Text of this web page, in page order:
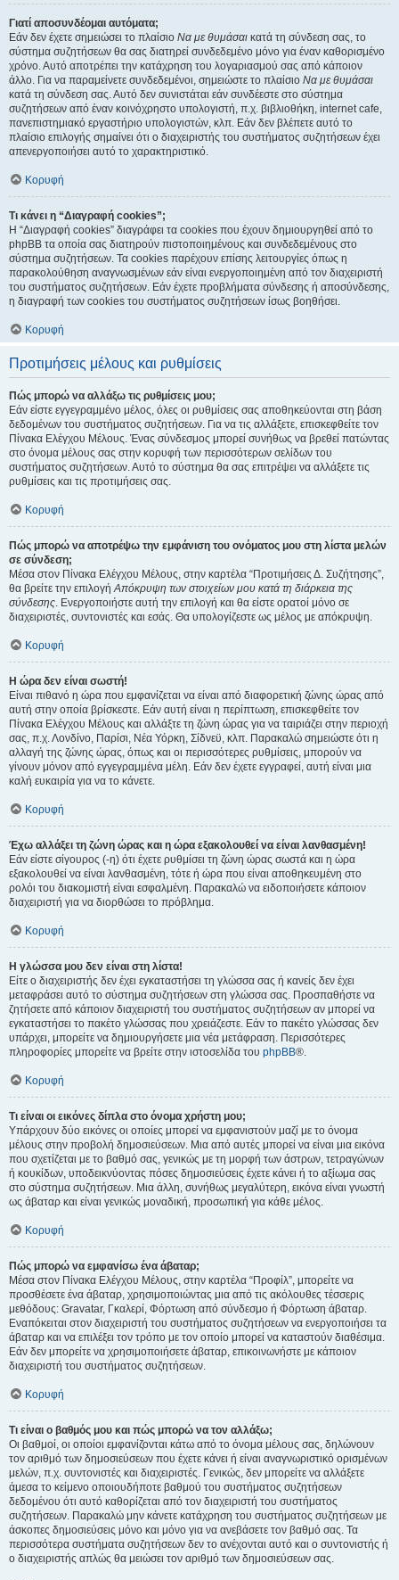
Γιατί αποσυνδέομαι αυτόματα;
Εάν δεν έχετε σημειώσει το πλαίσιο Να με θυμάσαι κατά τη σύνδεση σας, το
σύστημα συζητήσεων θα σας διατηρεί συνδεδεμένο μόνο για έναν καθορισμένο
χρόνο. Αυτό αποτρέπει την κατάχρηση του λογαριασμού σας από κάποιον
άλλο. Για να παραμείνετε συνδεδεμένοι, σημειώστε το πλαίσιο Να με θυμάσαι
κατά τη σύνδεση σας. Αυτό δεν συνιστάται εάν συνδέεστε στο σύστημα
συζητήσεων από έναν κοινόχρηστο υπολογιστή, π.χ. βιβλιοθήκη, internet cafe,
πανεπιστημιακό εργαστήριο υπολογιστών, κλπ. Εάν δεν βλέπετε αυτό το
πλαίσιο επιλογής σημαίνει ότι ο διαχειριστής του συστήματος συζητήσεων έχει
απενεργοποιήσει αυτό το χαρακτηριστικό.
Κορυφή
Τι κάνει η “Διαγραφή cookies”;
Η “Διαγραφή cookies” διαγράφει τα cookies που έχουν δημιουργηθεί από το
phpBB τα οποία σας διατηρούν πιστοποιημένους και συνδεδεμένους στο
σύστημα συζητήσεων. Τα cookies παρέχουν επίσης λειτουργίες όπως η
παρακολούθηση αναγνωσμένων εάν είναι ενεργοποιημένη από τον διαχειριστή
του συστήματος συζητήσεων. Εάν έχετε προβλήματα σύνδεσης ή αποσύνδεσης,
η διαγραφή των cookies του συστήματος συζητήσεων ίσως βοηθήσει.
Κορυφή
Προτιμήσεις μέλους και ρυθμίσεις
Πώς μπορώ να αλλάξω τις ρυθμίσεις μου;
Εάν είστε εγγεγραμμένο μέλος, όλες οι ρυθμίσεις σας αποθηκεύονται στη βάση
δεδομένων του συστήματος συζητήσεων. Για να τις αλλάξετε, επισκεφθείτε τον
Πίνακα Ελέγχου Μέλους. Ένας σύνδεσμος μπορεί συνήθως να βρεθεί πατώντας
στο όνομα μέλους σας στην κορυφή των περισσότερων σελίδων του
συστήματος συζητήσεων. Αυτό το σύστημα θα σας επιτρέψει να αλλάξετε τις
ρυθμίσεις και τις προτιμήσεις σας.
Κορυφή
Πώς μπορώ να αποτρέψω την εμφάνιση του ονόματος μου στη λίστα μελών
σε σύνδεση;
Μέσα στον Πίνακα Ελέγχου Μέλους, στην καρτέλα “Προτιμήσεις Δ. Συζήτησης”,
θα βρείτε την επιλογήΑπόκρυψη των στοιχείων μου κατά τη διάρκεια της
σύνδεσης. Ενεργοποιήστε αυτή την επιλογή και θα είστε ορατοί μόνο σε
διαχειριστές, συντονιστές και εσάς. Θα υπολογίζεστε ως μέλος με απόκρυψη.
Κορυφή
Η ώρα δεν είναι σωστή!
Είναι πιθανό η ώρα που εμφανίζεται να είναι από διαφορετική ζώνης ώρας από
αυτή στην οποία βρίσκεστε. Εάν αυτή είναι η περίπτωση, επισκεφθείτε τον
Πίνακα Ελέγχου Μέλους και αλλάξτε τη ζώνη ώρας για να ταιριάζει στην περιοχή
σας, π.χ. Λονδίνο, Παρίσι, Νέα Υόρκη, Σίδνεϋ, κλπ. Παρακαλώ σημειώστε ότι η
αλλαγή της ζώνης ώρας, όπως και οι περισσότερες ρυθμίσεις, μπορούν να
γίνουν μόνον από εγγεγραμμένα μέλη. Εάν δεν έχετε εγγραφεί, αυτή είναι μια
καλή ευκαιρία για να το κάνετε.
Κορυφή
Έχω αλλάξει τη ζώνη ώρας και η ώρα εξακολουθεί να είναι λανθασμένη!
Εάν είστε σίγουρος (-η) ότι έχετε ρυθμίσει τη ζώνη ώρας σωστά και η ώρα
εξακολουθεί να είναι λανθασμένη, τότε ή ώρα που είναι αποθηκευμένη στο
ρολόι του διακομιστή είναι εσφαλμένη. Παρακαλώ να ειδοποιήσετε κάποιον
διαχειριστή για να διορθώσει το πρόβλημα.
Κορυφή
Η γλώσσα μου δεν είναι στη λίστα!
Είτε ο διαχειριστής δεν έχει εγκαταστήσει τη γλώσσα σας ή κανείς δεν έχει
μεταφράσει αυτό το σύστημα συζητήσεων στη γλώσσα σας. Προσπαθήστε να
ζητήσετε από κάποιον διαχειριστή του συστήματος συζητήσεων αν μπορεί να
εγκαταστήσει το πακέτο γλώσσας που χρειάζεστε. Εάν το πακέτο γλώσσας δεν
υπάρχει, μπορείτε να δημιουργήσετε μια νέα μετάφραση. Περισσότερες
πληροφορίες μπορείτε να βρείτε στην ιστοσελίδα του phpBB®.
Κορυφή
Τι είναι οι εικόνες δίπλα στο όνομα χρήστη μου;
Υπάρχουν δύο εικόνες οι οποίες μπορεί να εμφανιστούν μαζί με το όνομα
μέλους στην προβολή δημοσιεύσεων. Μια από αυτές μπορεί να είναι μια εικόνα
που σχετίζεται με το βαθμό σας, γενικώς με τη μορφή των άστρων, τετραγώνων
ή κουκίδων, υποδεικνύοντας πόσες δημοσιεύσεις έχετε κάνει ή το αξίωμα σας
στο σύστημα συζητήσεων. Μια άλλη, συνήθως μεγαλύτερη, εικόνα είναι γνωστή
ως άβαταρ και είναι γενικώς μοναδική, προσωπική για κάθε μέλος.
Κορυφή
Πώς μπορώ να εμφανίσω ένα άβαταρ;
Μέσα στον Πίνακα Ελέγχου Μέλους, στην καρτέλα “Προφίλ”, μπορείτε να
προσθέσετε ένα άβαταρ, χρησιμοποιώντας μια από τις ακόλουθες τέσσερις
μεθόδους: Gravatar, Γκαλερί, Φόρτωση από σύνδεσμο ή Φόρτωση άβαταρ.
Εναπόκειται στον διαχειριστή του συστήματος συζητήσεων να ενεργοποιήσει τα
άβαταρ και να επιλέξει τον τρόπο με τον οποίο μπορεί να καταστούν διαθέσιμα.
Εάν δεν μπορείτε να χρησιμοποιήσετε άβαταρ, επικοινωνήστε με κάποιον
διαχειριστή του συστήματος συζητήσεων.
Κορυφή
Τι είναι ο βαθμός μου και πώς μπορώ να τον αλλάξω;
Οι βαθμοί, οι οποίοι εμφανίζονται κάτω από το όνομα μέλους σας, δηλώνουν
τον αριθμό των δημοσιεύσεων που έχετε κάνει ή είναι αναγνωριστικό ορισμένων
μελών, π.χ. συντονιστές και διαχειριστές. Γενικώς, δεν μπορείτε να αλλάξετε
άμεσα το κείμενο οποιουδήποτε βαθμού του συστήματος συζητήσεων
δεδομένου ότι αυτό καθορίζεται από τον διαχειριστή του συστήματος
συζητήσεων. Παρακαλώ μην κάνετε κατάχρηση του συστήματος συζητήσεων με
άσκοπες δημοσιεύσεις μόνο και μόνο για να ανεβάσετε τον βαθμό σας. Τα
περισσότερα συστήματα συζητήσεων δεν το ανέχονται αυτό και ο συντονιστής ή
ο διαχειριστής απλώς θα μειώσει τον αριθμό των δημοσιεύσεων σας.